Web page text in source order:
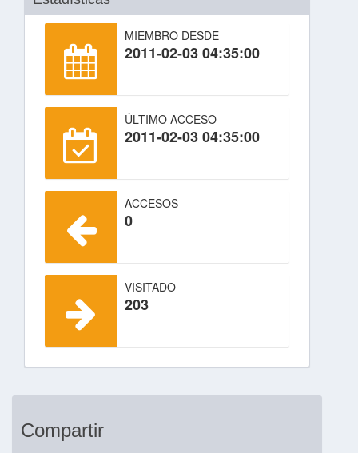
MIEMBRO DESDE
2011-02-03 04:35:00
ÚLTIMO ACCESO
2011-02-03 04:35:00
ACCESOS
0
VISITADO
203
Compartir